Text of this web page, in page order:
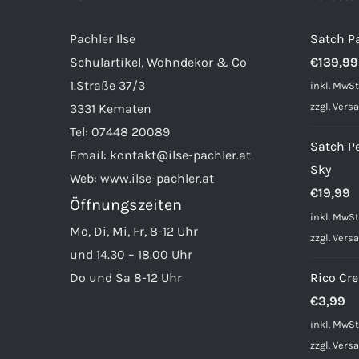
auf
werden
Pachler Ilse
Schulartikel, Wohndekor & Co
1.Straße 37/3
3331 Kematen
Tel: 07448 20089
Email: kontakt@ilse-pachler.at
Web: www.ilse-pachler.at
Öffnungszeiten
Mo, Di, Mi, Fr, 8-12 Uhr
und 14.30 – 18.00 Uhr
Do und Sa 8-12 Uhr
Satch
€139,99
inkl.
zzgl.
Satch
Sky
€19,99
inkl.
zzgl.
Rico
€3,99
inkl.
zzgl.